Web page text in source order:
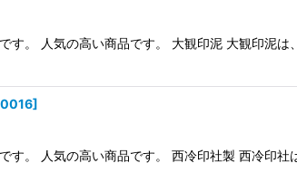
す。 人気の高い商品です。 大観印泥 大観印泥
]
す。 人気の高い商品です。 西冷印社製 西冷印